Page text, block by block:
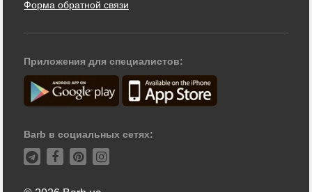
Форма обратной связи
Приложения для специалистов:
Barb в социальных сетях: